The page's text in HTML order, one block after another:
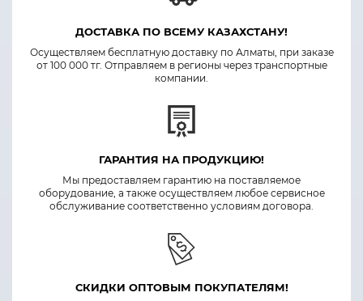
ДОСТАВКА ПО ВСЕМУ КАЗАХСТАНУ!
Осуществляем бесплатную доставку по Алматы, при заказе
от 100 000 тг. Отправляем в регионы через транспортные
компании.
ГАРАНТИЯ НА ПРОДУКЦИЮ!
Мы предоставляем гарантию на поставляемое
оборудование, а также осуществляем любое сервисное
обслуживание соответственно условиям договора.
СКИДКИ ОПТОВЫМ ПОКУПАТЕЛЯМ!